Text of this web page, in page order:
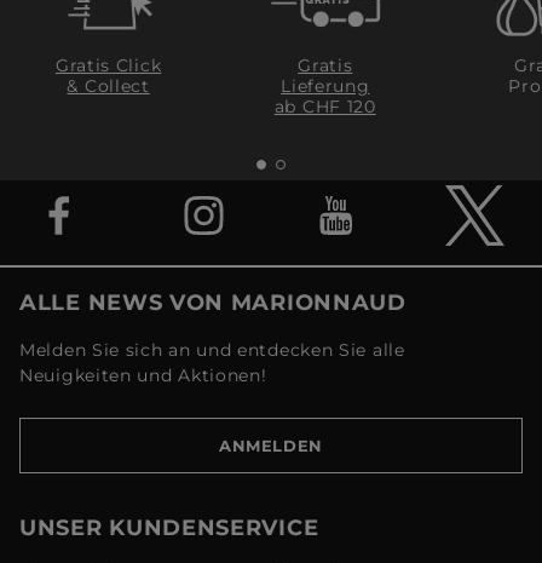
Gratis Click
& Collect
Gratis
Lieferung
ab CHF 120
ALLE NEWS VON MARIONNAUD
Melden Sie sich an und entdecken Sie alle
Neuigkeiten und Aktionen!
ANMELDEN
UNSER KUNDENSERVICE